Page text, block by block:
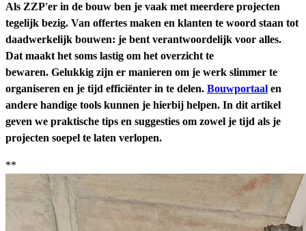
Als ZZP'er in de bouw ben je vaak met meerdere projecten
tegelijk bezig. Van offertes maken en klanten te woord staan tot
daadwerkelijk bouwen: je bent verantwoordelijk voor alles.
Dat maakt het soms lastig om het overzicht te
bewaren. Gelukkig zijn er manieren om je werk slimmer te
organiseren en je tijd efficiënter in te delen. Bouwportaal en
andere handige tools kunnen je hierbij helpen. In dit artikel
geven we praktische tips en suggesties om zowel je tijd als je
projecten soepel te laten verlopen.
**